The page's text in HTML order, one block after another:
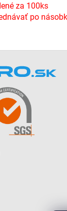
za 100ks
po